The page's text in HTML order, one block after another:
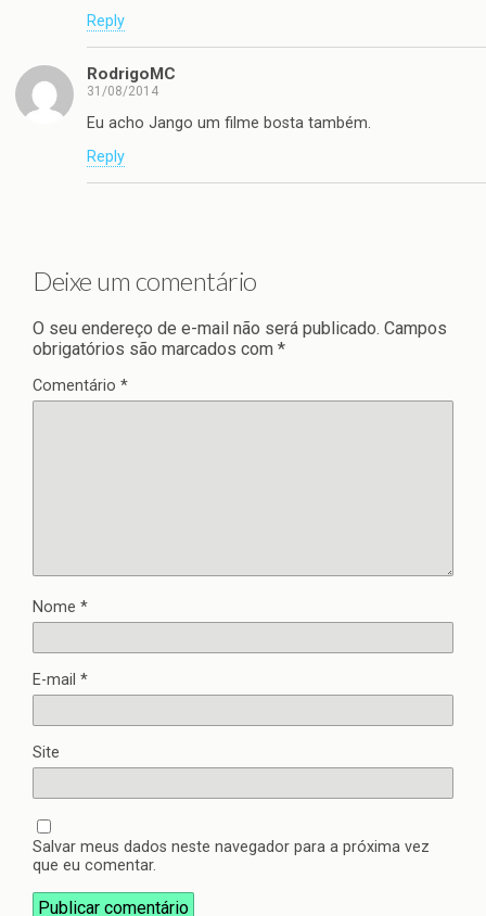
Reply
RodrigoMC
31/08/2014
Eu acho Jango um filme bosta também.
Reply
Deixe um comentário
O seu endereço de e-mail não será publicado. Campos
obrigatórios são marcados com *
Comentário *
Nome *
E-mail *
Site
Salvar meus dados neste navegador para a próxima vez
que eu comentar.